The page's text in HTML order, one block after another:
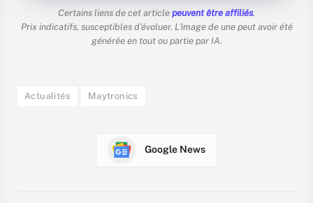
Certains liens de cet article peuvent être affiliés.
Prix indicatifs, susceptibles d'évoluer. L'image de une peut avoir été
générée en tout ou partie par IA.
Actualités Maytronics
Google News